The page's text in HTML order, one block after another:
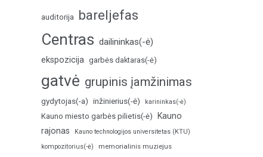
auditorija bareljefas
Centras dailininkas(-ė)
ekspozicija garbės daktaras(-ė)
gatvė grupinis įamžinimas
gydytojas(-a) inžinierius(-ė) karininkas(-ė)
Kauno miesto garbės pilietis(-ė)
Kauno
rajonas
Kauno technologijos universitetas (KTU)
kompozitorius(-ė)
memorialinis muziejus